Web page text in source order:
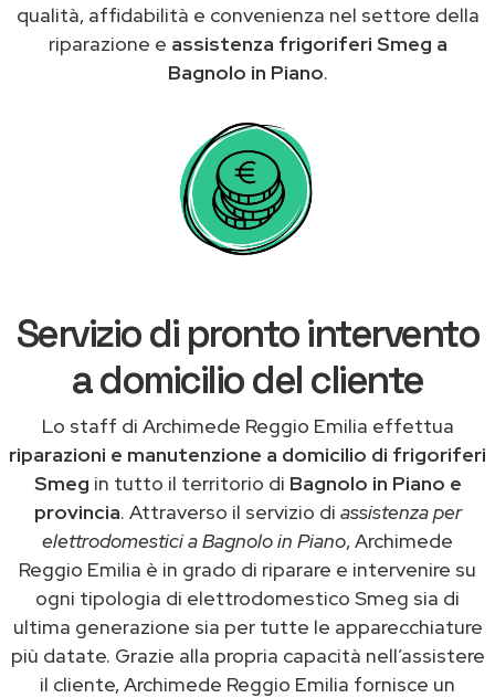
qualità, affidabilità e convenienza nel settore della
riparazione e assistenza frigoriferi Smeg a
Bagnolo in Piano.
Servizio di pronto intervento
a domicilio del cliente
Lo staff di Archimede Reggio Emilia effettua
riparazioni e manutenzione a domicilio di frigoriferi
Smeg in tutto il territorio di Bagnolo in Piano e
provincia. Attraverso il servizio di assistenza per
elettrodomestici a Bagnolo in Piano, Archimede
Reggio Emilia è in grado di riparare e intervenire su
ogni tipologia di elettrodomestico Smeg sia di
ultima generazione sia per tutte le apparecchiature
più datate. Grazie alla propria capacità nell’assistere
il cliente, Archimede Reggio Emilia fornisce un